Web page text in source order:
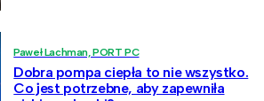
Paweł Lachman, PORT PC
Dobra pompa ciepła to nie wszystko.
Co jest potrzebne, aby zapewniła